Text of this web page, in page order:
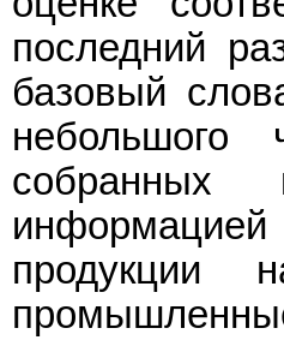
последний
базовый
небольшого
собранных
продукции